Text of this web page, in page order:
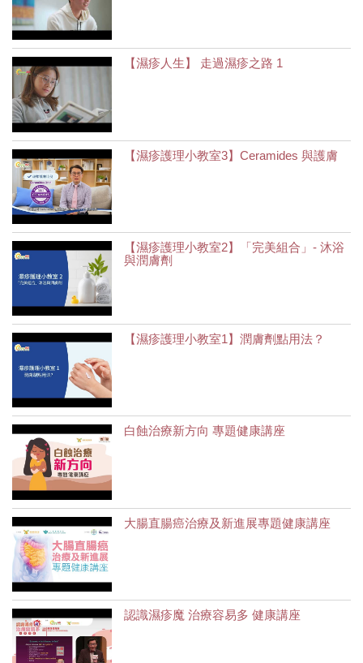
【濕疹人生】 走過濕疹之路 1
【濕疹護理小教室3】Ceramides 與護膚
【濕疹護理小教室2】「完美組合」- 沐浴
與潤膚劑
【濕疹護理小教室1】潤膚劑點用法？
白蝕治療新方向 專題健康講座
大腸直腸癌治療及新進展專題健康講座
認識濕疹魔 治療容易多 健康講座